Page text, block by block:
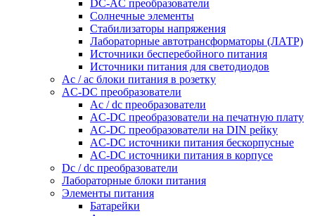
DC-AC преобразователи
Солнечные элементы
Стабилизаторы напряжения
Лабораторные автотрансформаторы (ЛАТР)
Источники бесперебойного питания
Источники питания для светодиодов
Ac / ac блоки питания в розетку
AC-DC преобразователи
Ac / dc преобразователи
AC-DC преобразователи на печатную плату
AC-DC преобразователи на DIN рейку
AC-DC источники питания бескорпусные
AC-DC источники питания в корпусе
Dc / dc преобразователи
Лабораторные блоки питания
Элементы питания
Батарейки